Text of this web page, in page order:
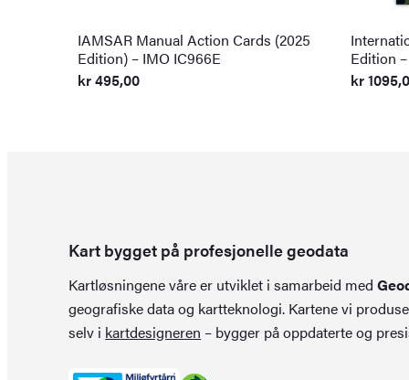
IAMSAR Manual Action Cards (2025
Edition) – IMO IC966E
kr495,00
Edition
kr
Kart bygget på profesjonelle geodata
Kartløsningene våre er utviklet i samarbeid med
geografiske data og kartteknologi. Kartene vi
selv i kartdesigneren – bygger på oppdaterte og